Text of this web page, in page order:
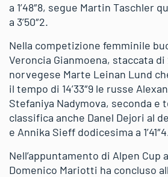
a 1’48″8, segue Martin Taschler
a 3’50″2.
Nella competizione femminile
Veroncia Gianmoena, staccata
norvegese Marte Leinan Lund
il tempo di 14’33″9 le russe
Stefaniya Nadymova, seconda e
classifica anche Danel Dejori al
e Annika Sieff dodicesima a
Nell’appuntamento di Alpen Cup
Domenico Mariotti ha concluso